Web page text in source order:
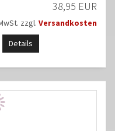
38,95 EUR
zzgl. Versandkosten
Details